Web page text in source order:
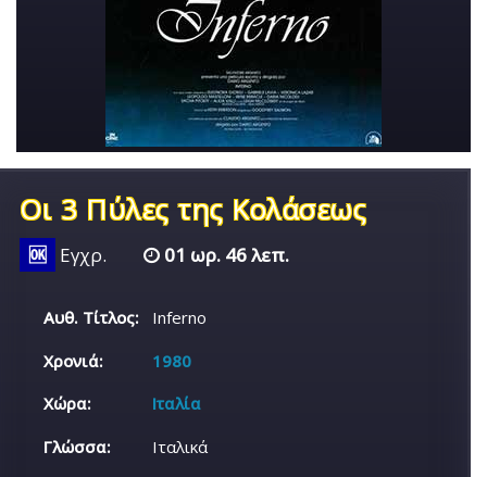
Οι 3 Πύλες της Κολάσεως
🆗 Εγχρ. 01 ωρ. 46 λεπ.
Αυθ. Τίτλος:
Inferno
Χρονιά:
1980
Χώρα:
Ιταλία
Γλώσσα:
Ιταλικά